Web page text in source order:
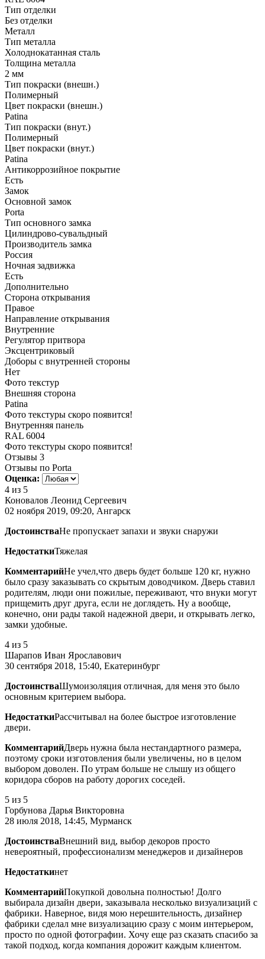
Тип отделки
Без отделки
Металл
Тип металла
Холоднокатанная сталь
Толщина металла
2 мм
Тип покраски (внешн.)
Полимерный
Цвет покраски (внешн.)
Patina
Тип покраски (внут.)
Полимерный
Цвет покраски (внут.)
Patina
Антикоррозийное покрытие
Есть
Замок
Основной замок
Porta
Тип основного замка
Цилиндрово-сувальдный
Производитель замка
Россия
Ночная задвижка
Есть
Дополнительно
Сторона открывания
Правое
Направление открывания
Внутренние
Регулятор притвора
Эксцентриковый
Доборы с внутренней стороны
Нет
Фото текстур
Внешняя сторона
Patina
Фото текстуры скоро появится!
Внутренняя панель
RAL 6004
Фото текстуры скоро появится!
Отзывы 3
Отзывы по Porta
Оценка:
4 из 5
Коновалов Леонид Сергеевич
02 ноября 2019, 09:20, Ангарск
ДостоинстваНе пропускает запахи и звуки снаружи
НедостаткиТяжелая
КомментарийНе учел,что дверь будет больше 120 кг, нужно
было сразу заказывать со скрытым доводчиком. Дверь ставил
родителям, люди они пожилые, переживают, что внуки могут
прищемить друг друга, если не доглядеть. Ну а вообще,
конечно, они рады такой надежной двери, и открывать легко,
замки удобные.
4 из 5
Шарапов Иван Ярославович
30 сентября 2018, 15:40, Екатеринбург
ДостоинстваШумоизоляция отличная, для меня это было
основным критерием выбора.
НедостаткиРассчитывал на более быстрое изготовление
двери.
КомментарийДверь нужна была нестандартного размера,
поэтому сроки изготовления были увеличены, но в целом
выбором доволен. По утрам больше не слышу из общего
коридора сборов на работу дорогих соседей.
5 из 5
Горбунова Дарья Викторовна
28 июля 2018, 14:45, Мурманск
ДостоинстваВнешний вид, выбор декоров просто
невероятный, профессионализм менеджеров и дизайнеров
Недостаткинет
КомментарийПокупкой довольна полностью! Долго
выбирала дизайн двери, заказывала несколько визуализаций с
фабрики. Наверное, видя мою нерешительность, дизайнер
фабрики сделал мне визуализацию сразу с моим интерьером,
просто по одной фотографии. Хочу еще раз сказать спасибо за
такой подход, когда компания дорожит каждым клиентом.